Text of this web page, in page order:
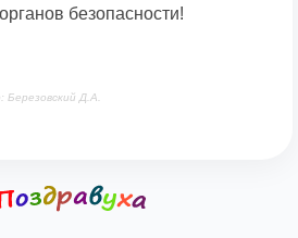
безопасности!
Д.А.